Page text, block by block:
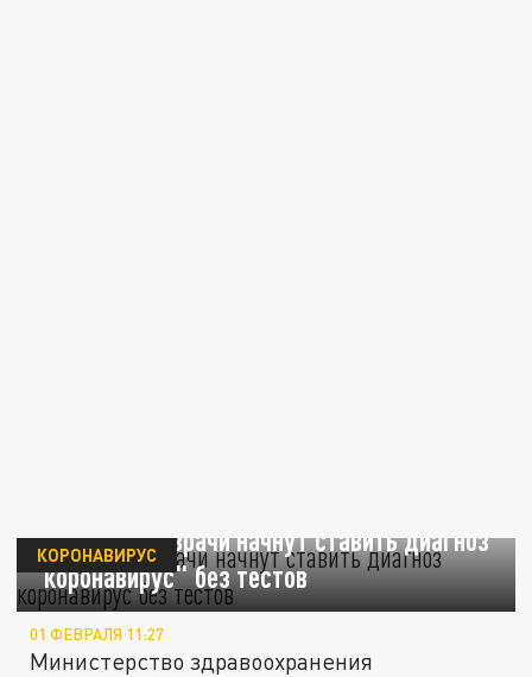
Белорусские врачи начнут ставить диагноз
"коронавирус" без тестов
КОРОНАВИРУС
01 ФЕВРАЛЯ 11:27
Министерство здравоохранения